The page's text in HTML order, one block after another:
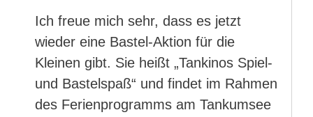
Ich freue mich sehr, dass es jetzt
wieder eine Bastel-Aktion für die
Kleinen gibt. Sie heißt „Tankinos Spiel-
und Bastelspaß“ und findet im Rahmen
des Ferienprogramms am Tankumsee